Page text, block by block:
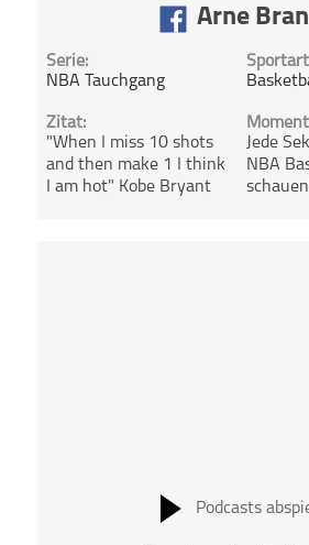
Arne
Serie:
NBA Tauchgang
Zitat:
"When I miss 10 shots
and then make 1 I think
I am hot" Kobe Bryant
Jede
NBA
Podcasts